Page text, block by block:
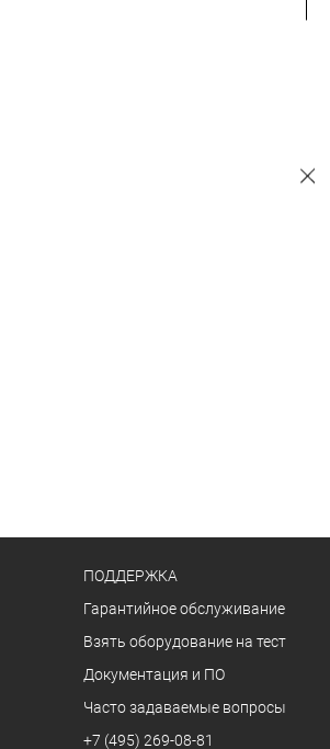
ПОДДЕРЖКА
Гарантийное обслуживание
Взять оборудование на тест
Документация и ПО
Часто задаваемые вопросы
+7 (495) 269-08-81